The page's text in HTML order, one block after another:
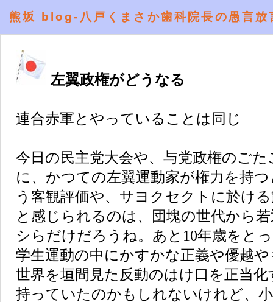
熊坂 blog-八戸くまさか歯科院長の愚言
左翼政権がどうなる
連合赤軍とやっていることは同じ
今日の民主党大会や、与党政権のご
に、かつての左翼運動家が権力を持
う客観評価や、サヨクセクトに於け
と感じられるのは、団塊の世代から
シらだけだろうね。あと10年歳をと
学生運動の中にかすかな正義や優越
世界を垣間見た反動のはけ口を正当
持っていたのかもしれないけれど、